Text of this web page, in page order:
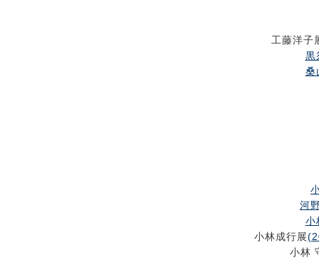
工藤洋子
黒
桑
河
小
小林成行展
小林